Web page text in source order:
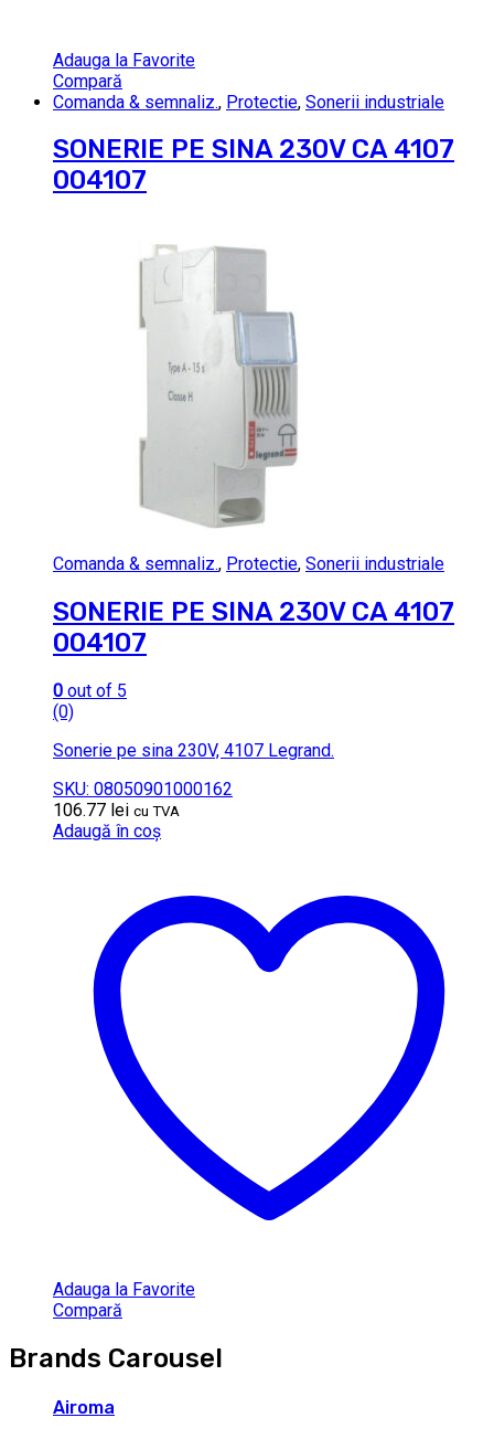
Adauga la Favorite
Compară
Comanda & semnaliz., Protectie, Sonerii industriale
SONERIE PE SINA 230V CA 4107
004107
Comanda & semnaliz., Protectie, Sonerii industriale
SONERIE PE SINA 230V CA 4107
004107
0 out of 5
(0)
Sonerie pe sina 230V, 4107 Legrand.
SKU: 08050901000162
106.77 lei cu TVA
Adaugă în coș
Adauga la Favorite
Compară
Brands Carousel
Airoma